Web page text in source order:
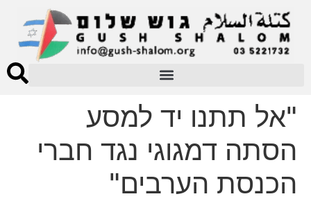
"אל תתנו יד למסע
הסתה דמגוגי נגד חברי
הכנסת הערבים"